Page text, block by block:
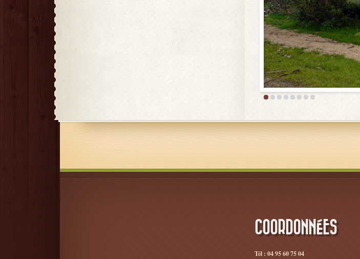
COORDONNÉES
Tél : 04 95 60 75 04